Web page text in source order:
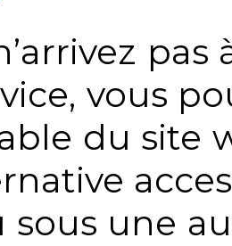
vous
du site
sous une